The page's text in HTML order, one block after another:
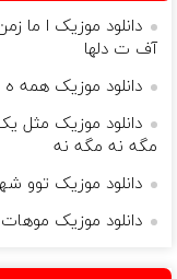
دانلود موزیک ا ما
آف ت دلها
دانلود موزیک همه ه
دانلود موزیک
مگه نه مگه نه
دانلود موزیک توو
دانلود موزیک